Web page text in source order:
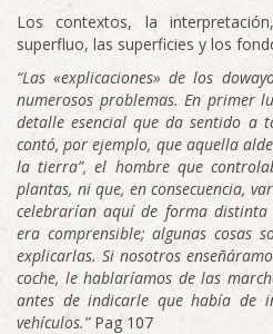
Los contextos, la
superfluo, las superficies y los
“Las «explicaciones» de los
numerosos problemas. En primer
detalle esencial que da sentido a
contó, por ejemplo, que aquella
la tierra”,el hombre que
plantas, nique, en consecuencia,
celebrarían aquí de forma
era comprensible; algunas cosas
explicarlas. Si nosotros
coche, le hablaríamos de las
antes de indicarle que había de
vehículos.” Pag 107